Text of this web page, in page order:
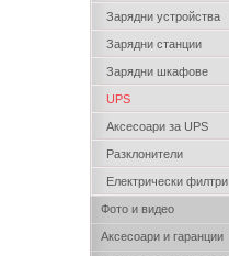
Зарядни устройства
Зарядни станции
Зарядни шкафове
UPS
Аксесоари за UPS
Разклонители
Електрически филтри
Фото и видео
Аксесоари и гаранции